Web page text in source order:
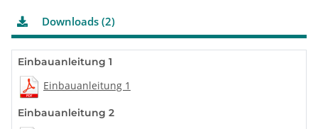
Downloads (2)
Einbauanleitung 1
Einbauanleitung 1
Einbauanleitung 2